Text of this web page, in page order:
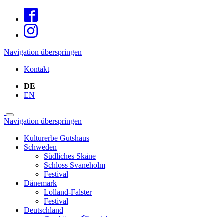
Navigation überspringen
Kontakt
DE
EN
Navigation überspringen
Kulturerbe Gutshaus
Schweden
Südliches Skåne
Schloss Svaneholm
Festival
Dänemark
Lolland-Falster
Festival
Deutschland